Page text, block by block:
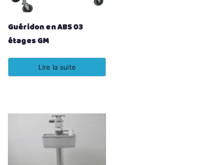
Guéridon en ABS 03
étages GM
Lire la suite